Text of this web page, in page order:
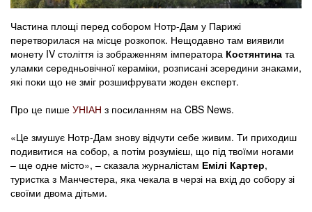
Частина площі перед собором Нотр-Дам у Парижі
перетворилася на місце розкопок. Нещодавно там виявили
монету IV століття із зображенням імператора Костянтина та
уламки середньовічної кераміки, розписані зсередини знаками,
які поки що не зміг розшифрувати жоден експерт.
Про це пише УНІАН з посиланням на CBS News.
«Це змушує Нотр-Дам знову відчути себе живим. Ти приходиш
подивитися на собор, а потім розумієш, що під твоїми ногами
– ще одне місто», – сказала журналістам Емілі Картер,
туристка з Манчестера, яка чекала в черзі на вхід до собору зі
своїми двома дітьми.